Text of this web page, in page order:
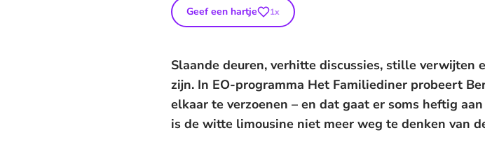
Geef een hartje 1x
Slaande deuren, verhitte discussies, stille
zijn. In EO-programma Het Familiediner probeert
elkaar te verzoenen – en dat gaat er soms heftig
is de witte limousine niet meer weg te denken van